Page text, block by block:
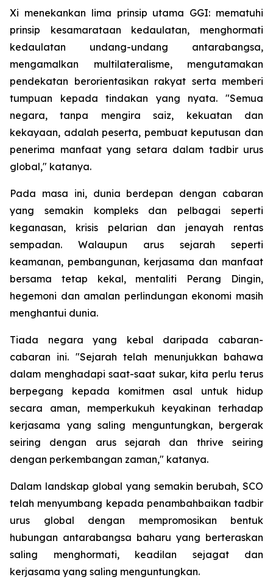
Xi menekankan lima prinsip utama GGI: mematuhi
prinsip kesamarataan kedaulatan, menghormati
kedaulatan undang-undang antarabangsa,
mengamalkan multilateralisme, mengutamakan
pendekatan berorientasikan rakyat serta memberi
tumpuan kepada tindakan yang nyata. "Semua
negara, tanpa mengira saiz, kekuatan dan
kekayaan, adalah peserta, pembuat keputusan dan
penerima manfaat yang setara dalam tadbir urus
global," katanya.
Pada masa ini, dunia berdepan dengan cabaran
yang semakin kompleks dan pelbagai seperti
keganasan, krisis pelarian dan jenayah rentas
sempadan. Walaupun arus sejarah seperti
keamanan, pembangunan, kerjasama dan manfaat
bersama tetap kekal, mentaliti Perang Dingin,
hegemoni dan amalan perlindungan ekonomi masih
menghantui dunia.
Tiada negara yang kebal daripada cabaran-
cabaran ini. "Sejarah telah menunjukkan bahawa
dalam menghadapi saat-saat sukar, kita perlu terus
berpegang kepada komitmen asal untuk hidup
secara aman, memperkukuh keyakinan terhadap
kerjasama yang saling menguntungkan, bergerak
seiring dengan arus sejarah dan thrive seiring
dengan perkembangan zaman," katanya.
Dalam landskap global yang semakin berubah, SCO
telah menyumbang kepada penambahbaikan tadbir
urus global dengan mempromosikan bentuk
hubungan antarabangsa baharu yang berteraskan
saling menghormati, keadilan sejagat dan
kerjasama yang saling menguntungkan.